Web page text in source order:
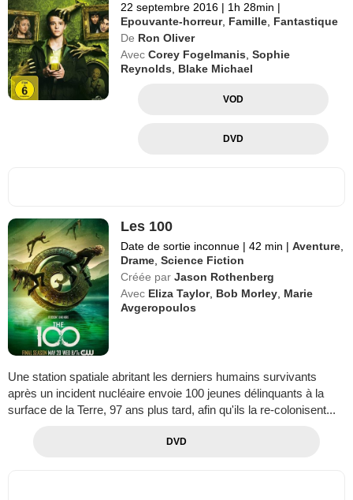
22 septembre 2016 | 1h 28min |
Epouvante-horreur, Famille Fantastique
De Ron Oliver
Avec Corey Fogelmanis ,Sophie
Reynolds
Blake Michael
VOD
DVD
Les 100
Date de sortie inconnue | 42 min | Aventure
Drame ,Science Fiction
Créée par Jason Rothenberg
Avec Eliza Taylor, Bob Morley Marie
Avgeropoulos
Une station spatiale abritant les derniers humains survivants
après un incident nucléaire envoie 100 jeunes délinquants à la
surface de la Terre, 97 ans plus tard, afin qu'ils la re-colonisent...
DVD